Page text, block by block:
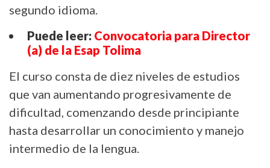
segundo idioma.
Puede leer: Convocatoria para Director
(a) de la Esap Tolima
El curso consta de diez niveles de estudios
que van aumentando progresivamente de
dificultad, comenzando desde principiante
hasta desarrollar un conocimiento y manejo
intermedio de la lengua.